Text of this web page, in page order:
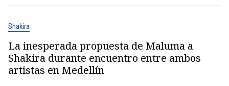
Shakira
La inesperada propuesta de Maluma a
Shakira durante encuentro entre ambos
artistas en Medellín